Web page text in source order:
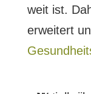
weit ist.
erweitert